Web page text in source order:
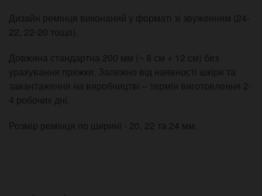
Дизайн ремінця виконаний у форматі зі звуженням (24-
22, 22-20 тощо).
Довжина стандартна 200 мм (~ 8 см + 12 см) без
урахування пряжки. Залежно від наявності шкіри та
завантаження на виробництві – термін виготовлення 2-
4 робочих дні.
Розмір ремінця по ширині - 20, 22 та 24 мм.